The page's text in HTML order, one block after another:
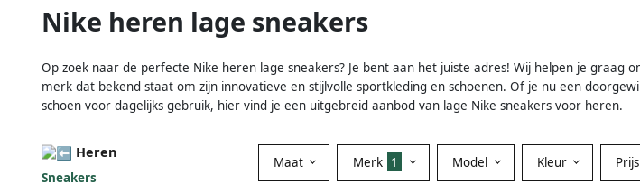
Nike heren lage sneakers
Op zoek naar de perfecte Nike heren lage sneakers? Je bent aan het juiste adres! Wij helpen je graag
merk dat bekend staat om zijn innovatieve en stijlvolle sportkleding en schoenen. Of je nu een
schoen voor dagelijks gebruik, hier vind je een uitgebreid aanbod van lage Nike sneakers voor heren.
Heren
Sneakers
Maat Merk 1 Model Kleur Prijs